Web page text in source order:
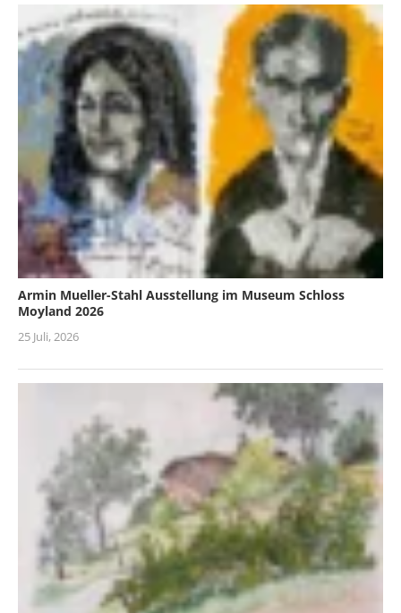
Armin Mueller-Stahl Ausstellung im Museum Schloss
Moyland 2026
25 Juli, 2026